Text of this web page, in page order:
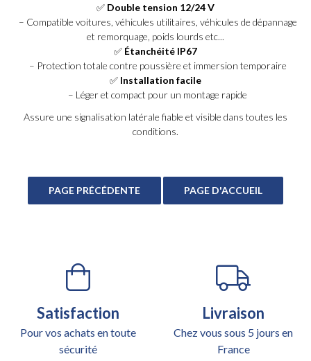
✅ Double tension 12/24 V
– Compatible voitures, véhicules utilitaires, véhicules de dépannage
et remorquage, poids lourds etc...
✅ Étanchéité IP67
– Protection totale contre poussière et immersion temporaire
✅ Installation facile
– Léger et compact pour un montage rapide
Assure une signalisation latérale fiable et visible dans toutes les
conditions.
Satisfaction
Pour vos achats en toute
sécurité
Livraison
Chez vous sous 5 jours en
France